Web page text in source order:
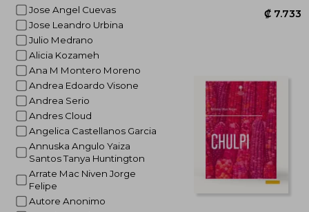
Jose Angel Cuevas
Jose Leandro Urbina
Julio Medrano
Alicia Kozameh
Ana M Montero Moreno
Andrea Edoardo Visone
Andrea Serio
Andres Cloud
Angelica Castellanos Garcia
Annuska Angulo Yaiza
Santos Tanya Huntington
Arrate Mac Niven Jorge
Felipe
Autore Anonimo